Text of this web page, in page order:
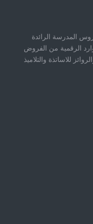
المدرسة الرائدة
الرقمية من الفروض
للاساتذة والتلاميذ